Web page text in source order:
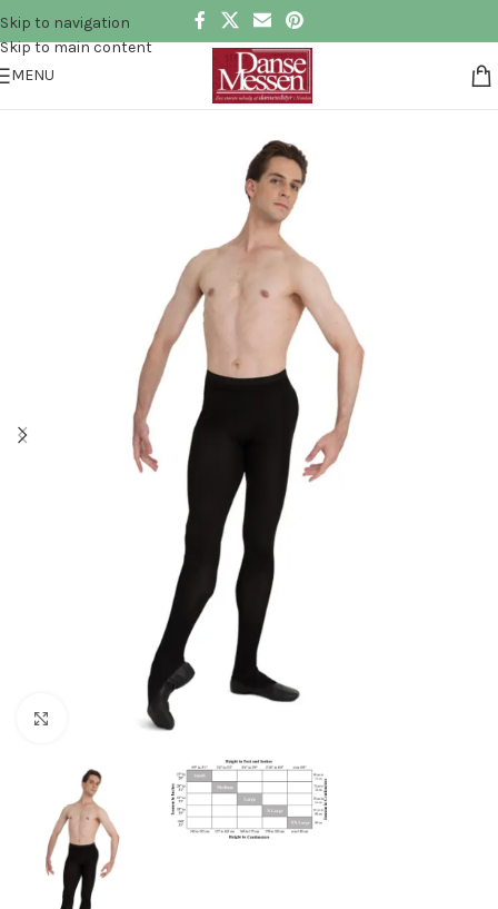
Skip to navigation
Skip to main content
MENU
Click to enlarge